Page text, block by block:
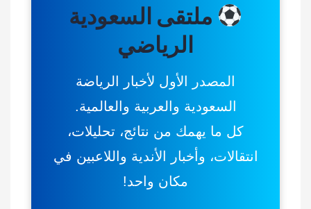
ملتقى السعودية
الرياضي
المصدر الأول لأخبار الرياضة
السعودية والعربية والعالمية.
كل ما يهمك من نتائج، تحليلات،
انتقالات، وأخبار الأندية واللاعبين في
مكان واحد!